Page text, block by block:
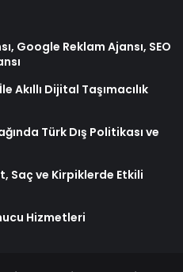
Google Reklam Ajansı, SEO
Akıllı Dijital Taşımacılık
Türk Dış Politikası ve
Saç ve Kirpiklerde Etkili
Hizmetleri